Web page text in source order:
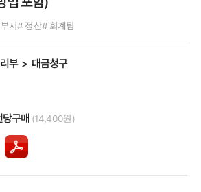
서# 정산# 회계팀
부 대금청구
당구매 (14,400원)